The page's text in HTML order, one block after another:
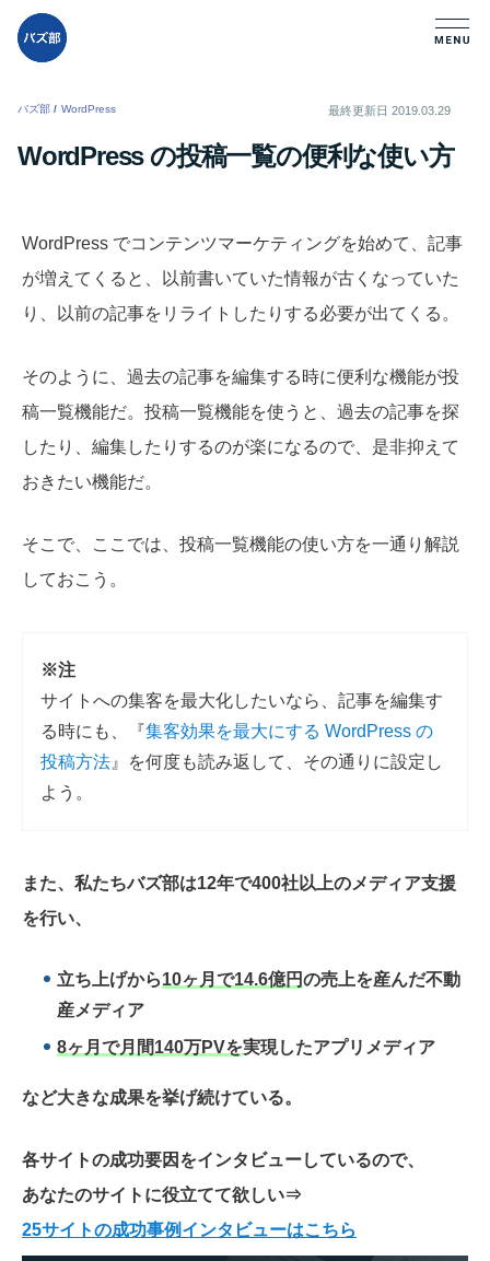
バズ部 / WordPress 最終更新日 2019.03.29
WordPress の投稿一覧の便利な使い方
WordPress でコンテンツマーケティングを始めて、記事
が増えてくると、以前書いていた情報が古くなっていた
り、以前の記事をリライトしたりする必要が出てくる。
そのように、過去の記事を編集する時に便利な機能が投
稿一覧機能だ。投稿一覧機能を使うと、過去の記事を探
したり、編集したりするのが楽になるので、是非抑えて
おきたい機能だ。
そこで、ここでは、投稿一覧機能の使い方を一通り解説
しておこう。
※注
サイトへの集客を最大化したいなら、記事を編集す
る時にも、『集客効果を最大にする WordPress の
投稿方法 』を何度も読み返して、その通りに設定し
よう。
また、私たちバズ部は12年で400社以上のメディア支援
を行い、
立ち上げから10ヶ月で14.6億円の売上を産んだ不動
産メディア
8ヶ月で月間140万PVを実現したアプリメディア
など大きな成果を挙げ続けている。
各サイトの成功要因をインタビューしているので、
あなたのサイトに役立てて欲しい⇒
25サイトの成功事例インタビューはこちら